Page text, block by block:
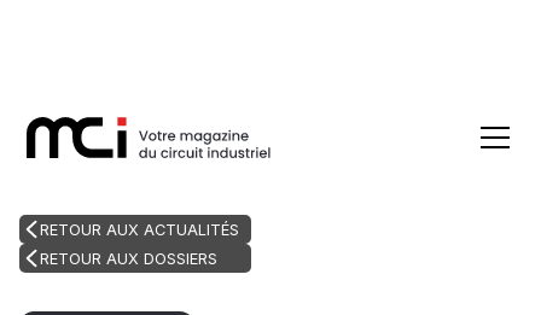
RETOUR AUX ACTUALITÉS
RETOUR AUX DOSSIERS